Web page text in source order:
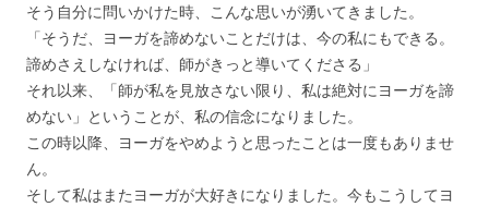
そう自分に問いかけた時、こんな思いが湧いてきました。
「そうだ、ヨーガを諦めないことだけは、今の私にもできる。
諦めさえしなければ、師がきっと導いてくださる」
それ以来、「師が私を見放さない限り、私は絶対にヨーガを諦
めない」ということが、私の信念になりました。
この時以降、ヨーガをやめようと思ったことは一度もありませ
ん。
そして私はまたヨーガが大好きになりました。今もこうしてヨ